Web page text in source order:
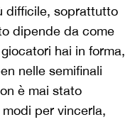
difficile, soprattutto
dipende da come
hai in forma,
nelle semifinali
è mai stato
per vincerla,